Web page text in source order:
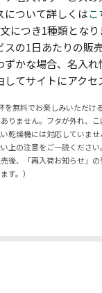
について詳しくはこ
につき1種類となり
の1日あたりの販
かな場合、名入れ
てサイトにアクセ
を無料でお楽しみいただけ
りません。フタが外れ、
乾燥機には対応していませ
上の注意をご一読ください。
後、「再入荷お知らせ」
す。）